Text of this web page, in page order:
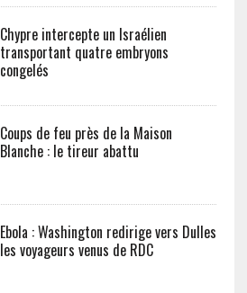
Chypre intercepte un Israélien
transportant quatre embryons
congelés
Coups de feu près de la Maison
Blanche : le tireur abattu
Ebola : Washington redirige vers Dulles
les voyageurs venus de RDC